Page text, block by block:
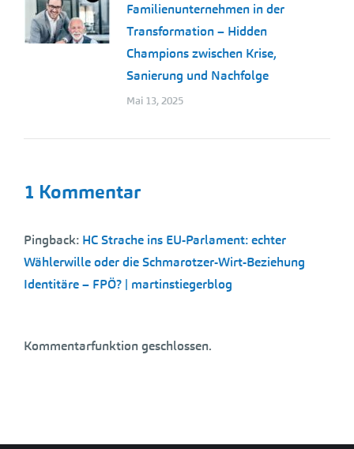
Familienunternehmen in der
Transformation – Hidden
Champions zwischen Krise,
Sanierung und Nachfolge
Mai 13, 2025
1 Kommentar
Pingback: HC Strache ins EU-Parlament: echter
Wählerwille oder die Schmarotzer-Wirt-Beziehung
Identitäre – FPÖ? | martinstiegerblog
Kommentarfunktion geschlossen.